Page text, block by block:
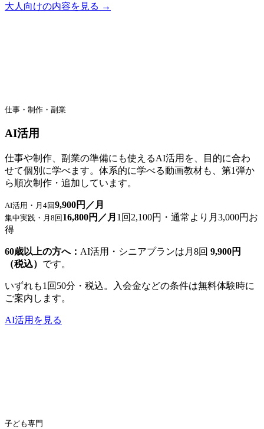
大人向けの内容を見る →
仕事・制作・副業
AI活用
仕事や制作、副業の準備にも使えるAI活用を、目的に合わ
せて個別に学べます。体系的に学べる動画教材も、第1弾か
ら順次制作・追加しています。
AI活用・月4回9,900円／月
集中実践・月8回 16,800円／月 1回2,100円・通常より月3,000円お
得
60歳以上の方へ： AI活用・シニアプランは月8回 9,900円
（税込） です。
いずれも1回50分・税込。入会金などの条件は無料体験時に
ご案内します。
AI活用を見る
子ども専門